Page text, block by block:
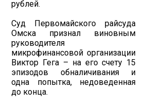
рублей.
Суд Первомайского райсуда
Омска признал виновным
руководителя
микрофинансовой организации
Виктор Гега – на его счету 15
эпизодов обналичивания и
одна попытка, недоведенная
до конца.